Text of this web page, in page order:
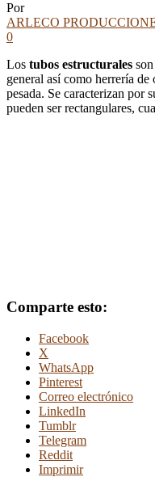
Por
ARLECO
0
Los tubos estructurales
general así como herrería
pesada. Se caracterizan por
pueden ser rectangulares,
Comparte esto:
Facebook
X
WhatsApp
Pinterest
Correo electrónico
LinkedIn
Tumblr
Telegram
Reddit
Imprimir